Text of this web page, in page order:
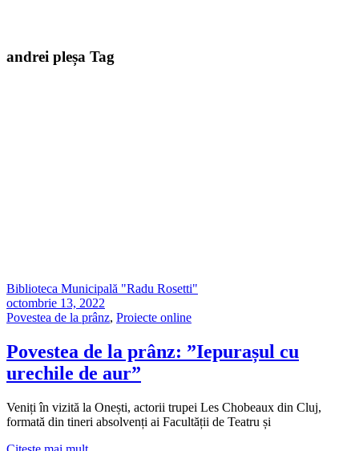
andrei pleșa Tag
Biblioteca Municipală "Radu Rosetti"
octombrie 13, 2022
Povestea de la prânz, Proiecte online
Povestea de la prânz: ”Iepurașul cu
urechile de aur”
Veniți în vizită la Onești, actorii trupei Les Chobeaux din Cluj,
formată din tineri absolvenți ai Facultății de Teatru și